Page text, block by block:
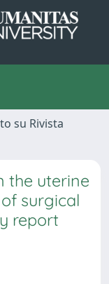
su Rivista
the uterine
surgical
report